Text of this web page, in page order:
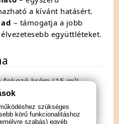
a kívánt hatásért.
– támogatja a jobb
együttléteket.
fokozó krém (15 ml)
szükséges
körű funkcionalitáshoz
szabás) egyéb